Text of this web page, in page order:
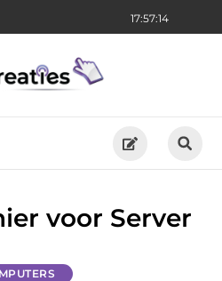
17:57:15
voor Server